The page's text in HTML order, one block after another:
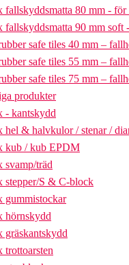
fallskyddsmatta 80 mm -
fallskyddsmatta 90 mm soft
safe tiles 40 mm –
safe tiles 55 mm –
safe tiles 75 mm –
produkter
- kantskydd
hel & halvkulor / stenar /
kub / kub EPDM
svamp/träd
stepper/S & C-block
gummistockar
hörnskydd
gräskantskydd
trottoarsten